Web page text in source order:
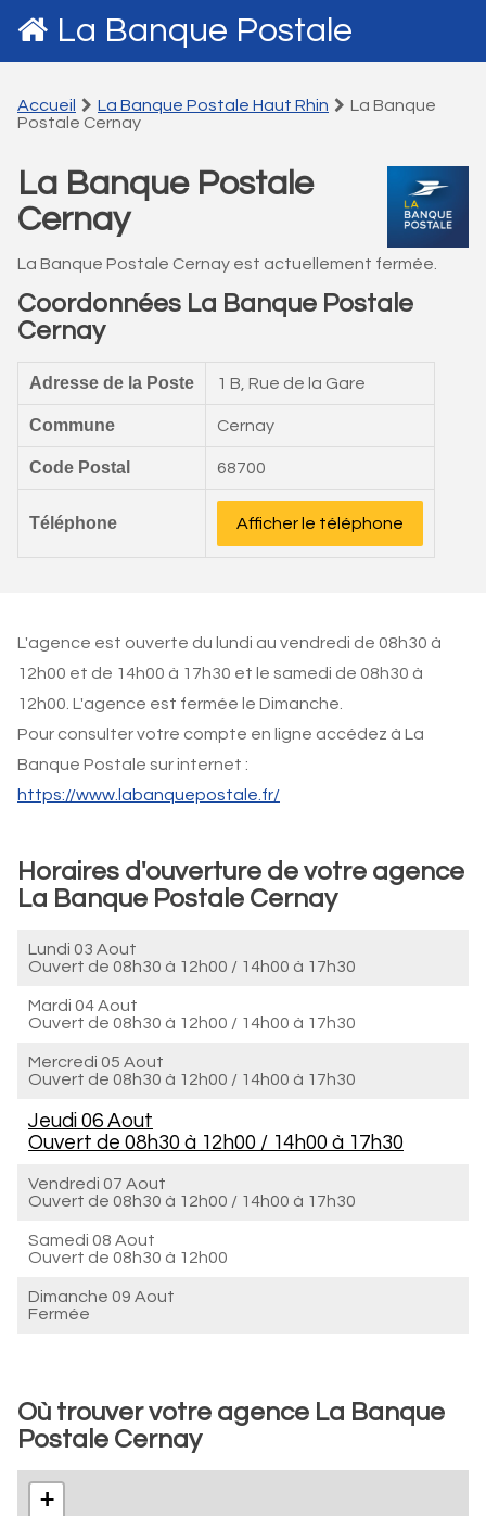
La Banque Postale
Accueil La Banque Postale Haut Rhin
La Banque
Postale Cernay
La Banque Postale
Cernay
La Banque Postale Cernay est actuellement fermée.
Coordonnées La Banque Postale
Cernay
Adresse de la Poste 1 B, Rue de la Gare
Commune Cernay
Code Postal 68700
Téléphone Afficher le téléphone
L'agence est ouverte du lundi au vendredi de 08h30 à
12h00 et de 14h00 à 17h30 et le samedi de 08h30 à
12h00. L'agence est fermée le Dimanche.
Pour consulter votre compte en ligne accédez à La
Banque Postale sur internet :
https://www.labanquepostale.fr/
Horaires d'ouverture de votre agence
La Banque Postale Cernay
Lundi 03 Aout
Ouvert de 08h30 à 12h00 / 14h00 à 17h30
Mardi 04 Aout
Ouvert de 08h30 à 12h00 / 14h00 à 17h30
Mercredi 05 Aout
Ouvert de 08h30 à 12h00 / 14h00 à 17h30
Jeudi 06 Aout
Ouvert de 08h30 à 12h00 / 14h00 à 17h30
Vendredi 07 Aout
Ouvert de 08h30 à 12h00 / 14h00 à 17h30
Samedi 08 Aout
Ouvert de 08h30 à 12h00
Dimanche 09 Aout
Fermée
Où trouver votre agence La Banque
Postale Cernay
+